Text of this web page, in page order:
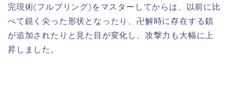
完現術(フルブリング)をマスターしてからは、以前に比
べて鋭く尖った形状となったり、卍解時に存在する鎖
が追加されたりと見た目が変化し、攻撃力も大幅に上
昇しました。